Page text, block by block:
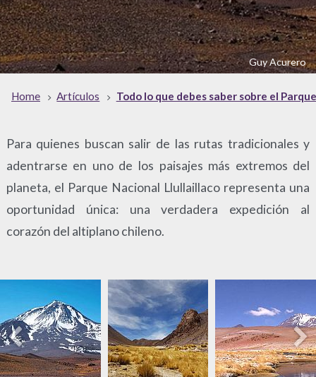
Guy Acurero
Home Artículos Todo lo que debes saber sobre el
Para quienes buscan salir de las rutas tradicionales y
adentrarse en uno de los paisajes más extremos del
planeta, el Parque Nacional Llullaillaco representa una
oportunidad única: una verdadera expedición al
corazón del altiplano chileno.